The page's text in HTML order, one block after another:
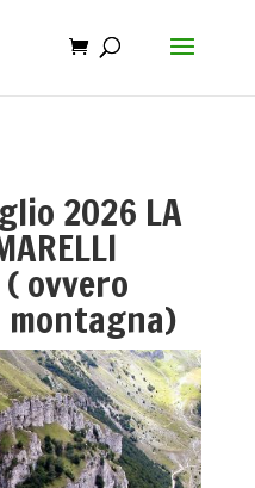
2026 LA
ovvero
montagna)